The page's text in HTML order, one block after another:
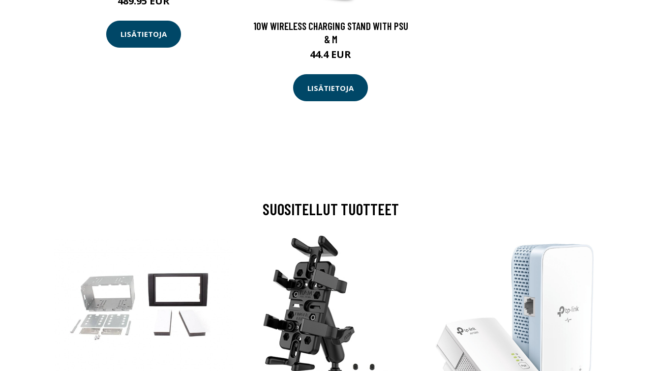
LISÄTIETOJA
10W WIRELESS CHARGING STAND WITH PSU
& M
44.4 EUR
LISÄTIETOJA
SUOSITELLUT TUOTTEET